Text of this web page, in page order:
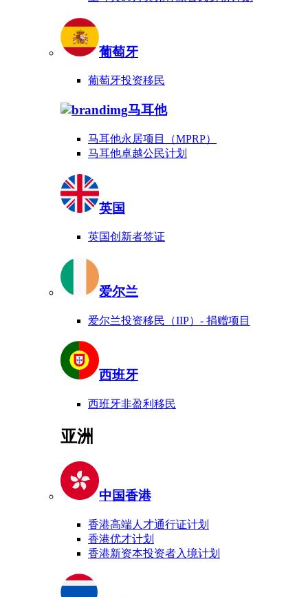
葡萄牙
葡萄牙投资移民
马耳他
马耳他永居项目（MPRP）
马耳他卓越公民计划
英国
英国创新者签证
爱尔兰
爱尔兰投资移民（IIP）- 捐赠项目
西班牙
西班牙非盈利移民
亚洲
中国香港
香港高端人才通行证计划
香港优才计划
香港新资本投资者入境计划